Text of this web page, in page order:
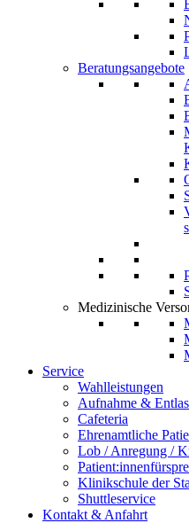
Beratungsangebote
Medizinische
Service
Wahlleistungen
Aufnahme &
Cafeteria
Ehrenamtliche
Lob / Anregung /
Klinikschule der
Shuttleservice
Kontakt & Anfahrt